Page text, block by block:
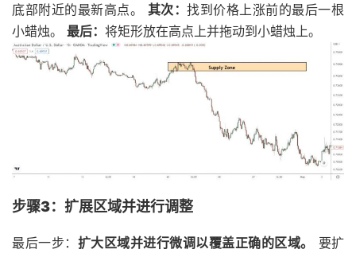
底部附近的最新高点。 其次：找到价格上涨前的最后一根
小蜡烛。 最后： 将矩形放在高点上并拖动到小蜡烛上。
步骤3：扩展区域并进行调整
最后一步： 扩大区域并进行微调以覆盖正确的区域。
要扩